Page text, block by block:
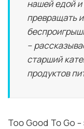
нашей едой
превращать
–
старший
продуктов
Too Good To Go